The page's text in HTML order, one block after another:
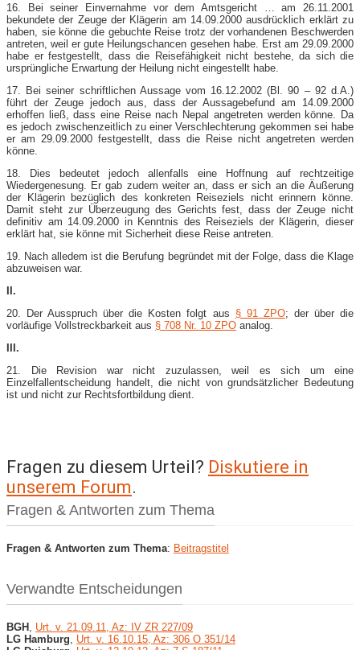
16. Bei seiner Einvernahme vor dem Amtsgericht … am 26.11.2001
bekundete der Zeuge der Klägerin am 14.09.2000 ausdrücklich erklärt zu
haben, sie könne die gebuchte Reise trotz der vorhandenen Beschwerden
antreten, weil er gute Heilungschancen gesehen habe. Erst am 29.09.2000
habe er festgestellt, dass die Reisefähigkeit nicht bestehe, da sich die
ursprüngliche Erwartung der Heilung nicht eingestellt habe.
17. Bei seiner schriftlichen Aussage vom 16.12.2002 (Bl. 90 – 92 d.A.)
führt der Zeuge jedoch aus, dass der Aussagebefund am 14.09.2000
erhoffen ließ, dass eine Reise nach Nepal angetreten werden könne. Da
es jedoch zwischenzeitlich zu einer Verschlechterung gekommen sei habe
er am 29.09.2000 festgestellt, dass die Reise nicht angetreten werden
könne.
18. Dies bedeutet jedoch allenfalls eine Hoffnung auf rechtzeitige
Wiedergenesung. Er gab zudem weiter an, dass er sich an die Äußerung
der Klägerin bezüglich des konkreten Reiseziels nicht erinnern könne.
Damit steht zur Überzeugung des Gerichts fest, dass der Zeuge nicht
definitiv am 14.09.2000 in Kenntnis des Reiseziels der Klägerin, dieser
erklärt hat, sie könne mit Sicherheit diese Reise antreten.
19. Nach alledem ist die Berufung begründet mit der Folge, dass die Klage
abzuweisen war.
II.
20. Der Ausspruch über die Kosten folgt aus § 91 ZPO; der über die
vorläufige Vollstreckbarkeit aus § 708 Nr. 10 ZPO analog.
III.
21. Die Revision war nicht zuzulassen, weil es sich um eine
Einzelfallentscheidung handelt, die nicht von grundsätzlicher Bedeutung
ist und nicht zur Rechtsfortbildung dient.
Fragen zu diesem Urteil? Diskutiere in
unserem Forum.
Fragen & Antworten zum Thema
Fragen & Antworten zum Thema: Beitragstitel
Verwandte Entscheidungen
BGH Urt. v. 21.09.11, Az: IV ZR 227/09
LG Hamburg
Urt. v. 16.10.15, Az: 306 O 351/14